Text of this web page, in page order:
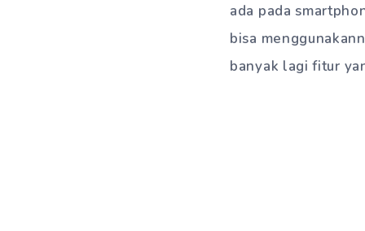
ada pada
bisa
banyak lagi fitur